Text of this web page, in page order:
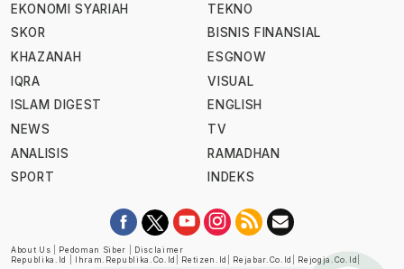
EKONOMI SYARIAH
SKOR
KHAZANAH
IQRA
ISLAM DIGEST
NEWS
ANALISIS
SPORT
TEKNO
BISNIS FINANSIAL
ESGNOW
VISUAL
ENGLISH
TV
RAMADHAN
INDEKS
About Us Pedoman Siber
Disclaimer
Republika.id
Ihram.republika.co.id Retizen.id Rejabar.co.id Rejogja.co.id